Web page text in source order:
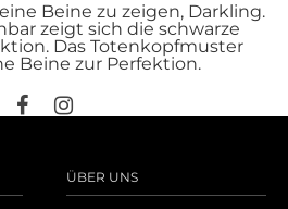
Beine zu zeigen, Darkling.
zeigt sich die schwarze
Das Totenkopfmuster
Beine zur Perfektion.
ÜBER UNS